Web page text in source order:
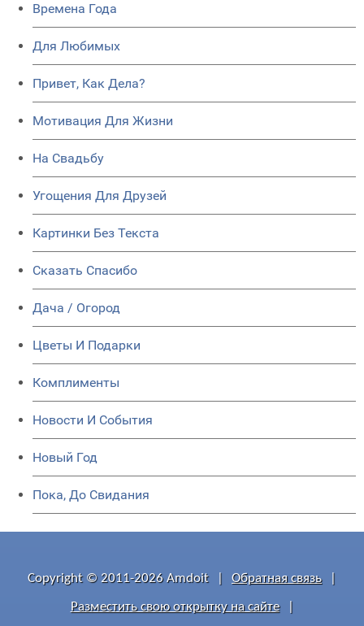
Времена Года
Для Любимых
Привет, Как Дела?
Мотивация Для Жизни
На Свадьбу
Угощения Для Друзей
Картинки Без Текста
Сказать Спасибо
Дача / Огород
Цветы И Подарки
Комплименты
Новости И События
Новый Год
Пока, До Свидания
Copyright © 2011-2026 Amdoit Обратная связь
Разместить свою открытку на сайте